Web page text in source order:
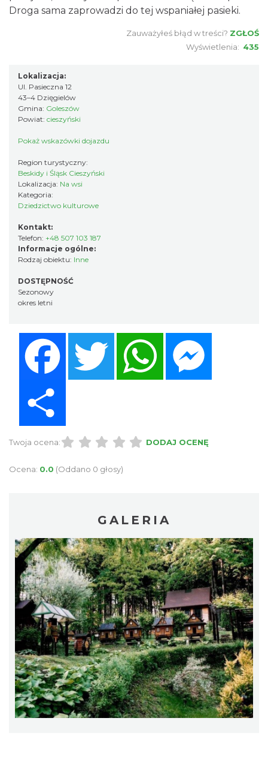
Droga sama zaprowadzi do tej wspaniałej pasieki.
Zauważyłeś błąd w treści? ZGŁOŚ
Wyświetlenia: 435
Lokalizacja:
Ul. Pasieczna 12
43–4 Dzięgielów
Gmina: Goleszów
Powiat: cieszyński
Pokaż wskazówki dojazdu
Region turystyczny:
Beskidy i Śląsk Cieszyński
Lokalizacja: Na wsi
Kategoria:
Dziedzictwo kulturowe
Kontakt:
Telefon: +48 507 103 187
Informacje ogólne:
Rodzaj obiektu: Inne
DOSTĘPNOŚĆ
Sezonowy
okres letni
Twitter WhatsApp
Twoja ocena: DODAJ OCENĘ
Ocena: 0.0 (Oddano 0 głosy)
GALERIA